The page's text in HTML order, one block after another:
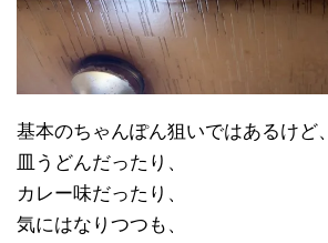
基本のちゃんぽん狙いではあるけど、
皿うどんだったり、
カレー味だったり、
気にはなりつつも、